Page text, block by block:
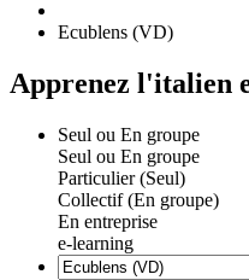
Ecublens (VD)
Apprenez l'italien
Seul ou En groupe
Seul ou En groupe
Particulier (Seul)
Collectif (En groupe)
En entreprise
e-learning